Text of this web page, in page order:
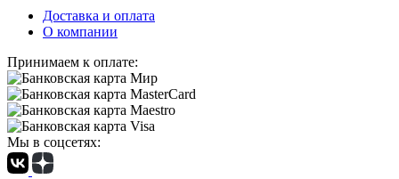
Доставка и оплата
О компании
Принимаем к оплате:
Мы в соцсетях: